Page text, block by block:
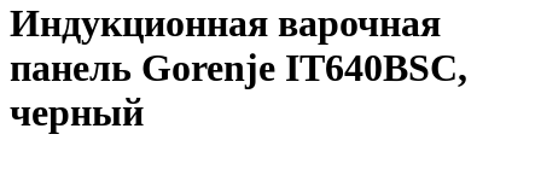
Индукционная варочная
панель Gorenje IT640BSC,
черный